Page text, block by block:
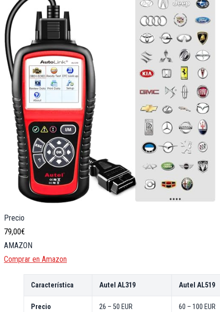
Precio
79,00€
AMAZON
Comprar en Amazon
Característica Autel AL319 Autel AL519
Precio 26 – 50 EUR 60 – 100 EUR